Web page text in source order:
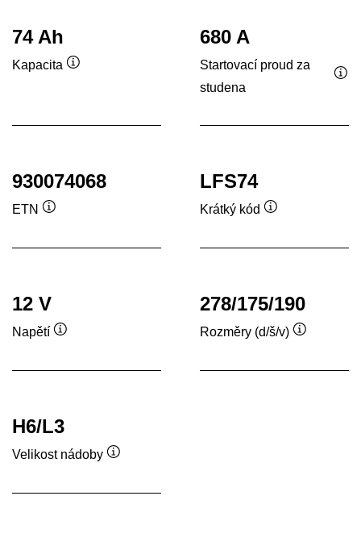
74 Ah
Kapacita
680 A
Startovací proud za
studena
930074068
ETN
LFS74
Krátký kód
12 V
Napětí
278/175/190
Rozměry (d/š/v)
H6/L3
Velikost nádoby